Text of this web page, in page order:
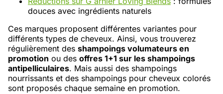
douces avec ingrédients naturels
Ces marques proposent différentes variantes pour
différents types de cheveux. Ainsi, vous trouverez
régulièrement des shampoings volumateurs en
promotion ou des offres 1+1 sur les shampoings
antipelliculaires. Mais aussi des shampoings
nourrissants et des shampoings pour cheveux colorés
sont proposés chaque semaine en promotion.